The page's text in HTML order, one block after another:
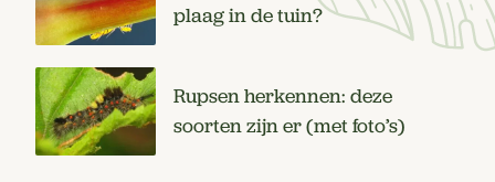
plaag in de tuin?
Rupsen herkennen: deze
soorten zijn er (met foto’s)